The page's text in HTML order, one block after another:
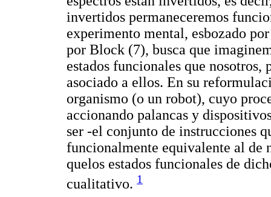
invertidos permaneceremos
experimento mental, esbozado
por Block (7), busca que
estados funcionales que
asociado a ellos. En su
organismo (o un robot), cuyo
accionando palancas y
ser -el conjunto de instrucciones
funcionalmente equivalente al de
quelos estados funcionales de
cualitativo. 1